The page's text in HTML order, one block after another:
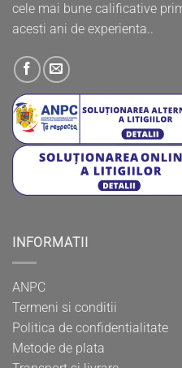
cele mai bune calificative
acesti ani de experienta..
INFORMATII
ANPC
Termeni si conditii
Politica de confidentialitate
Metode de plata